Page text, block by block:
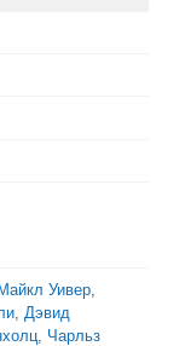
Майкл Уивер,
, Дэвид
, Чарльз